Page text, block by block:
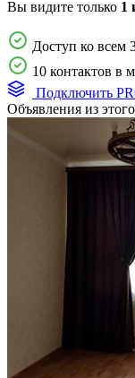
Вы видите только 1
Доступ ко всем
10 контактов в
Подключить
Объявления из